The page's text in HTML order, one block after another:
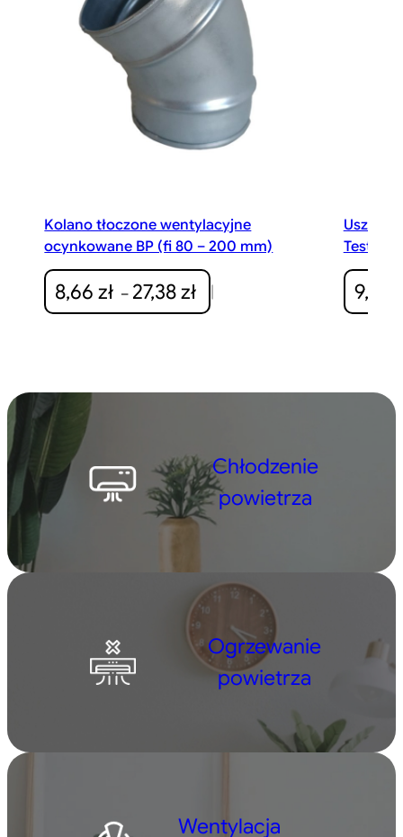
Kolano tłoczone wentylacyjne
ocynkowane BP (fi 80 – 200 mm)
8,66zł – 27,38zł
Zakres
cen:
27,38 zł
|
Testo
9,00
Chłodzenie
powietrza
Ogrzewanie
powietrza
Wentylacja